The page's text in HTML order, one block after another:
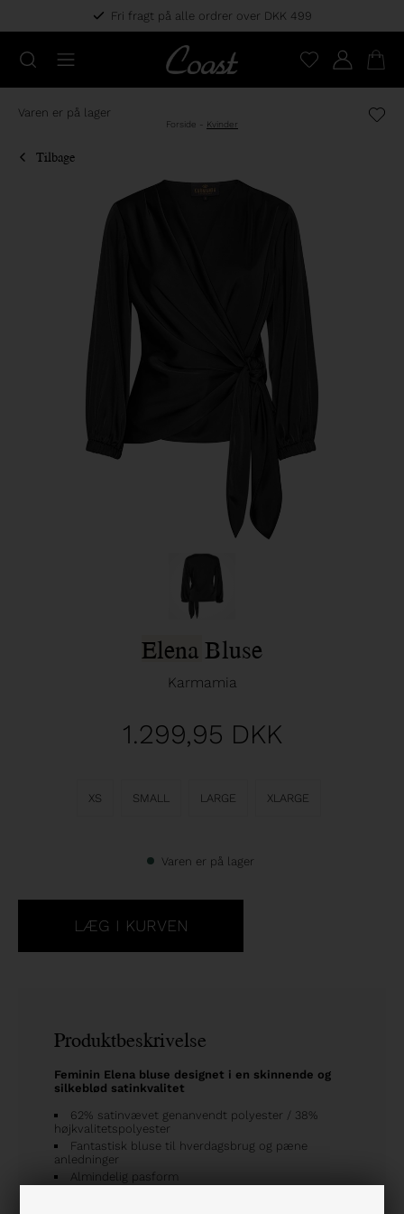
Fri fragt på alle ordrer over DKK 499
Varen er på lager
Forside - Kvinder
Tilbage
Elena Bluse
Karmamia
1.299,95 DKK
XS SMALL LARGE XLARGE
Varen er på lager
Produktbeskrivelse
Feminin Elena bluse designet i en skinnende og
silkeblød satinkvalitet
62% satinvævet genanvendt polyester / 38%
højkvalitetspolyester
Fantastisk bluse til hverdagsbrug og pæne
anledninger
Almindelig pasform